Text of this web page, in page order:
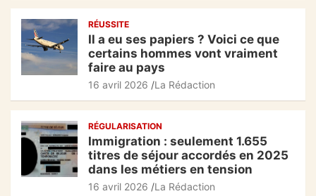
RÉUSSITE
Il a eu ses papiers ? Voici ce que
certains hommes vont vraiment
faire au pays
16 avril 2026 La Rédaction
RÉGULARISATION
Immigration : seulement 1.655
titres de séjour accordés en 2025
dans les métiers en tension
16 avril 2026 La Rédaction